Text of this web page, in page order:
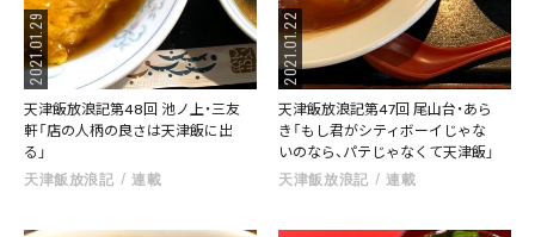
2021.01.29
天津飯放浪記第48回 池ノ上・三友
軒「店の人柄の良さは天津飯に出
る」
天津飯放浪記 連載
2021.01.22
天津飯放浪記第47回 尾山台・あら
き「もし君がシティボーイじゃな
いのなら、パテじゃなくて天津飯」
天津飯放浪記 連載